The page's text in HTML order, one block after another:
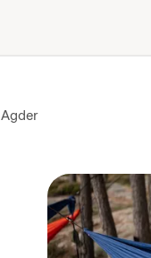
Agder